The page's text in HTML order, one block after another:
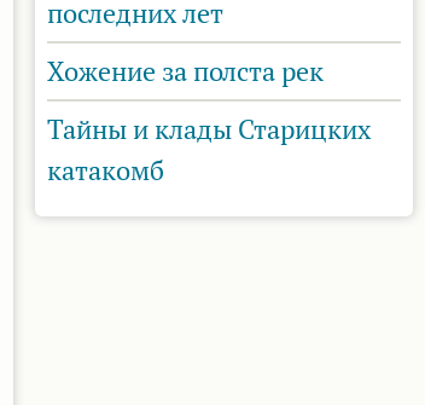
последних лет
Хожение за полста рек
Тайны и клады Старицких
катакомб